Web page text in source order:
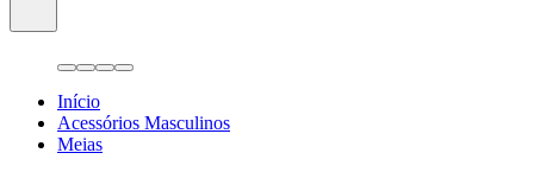
Início
Acessórios Masculinos
Meias